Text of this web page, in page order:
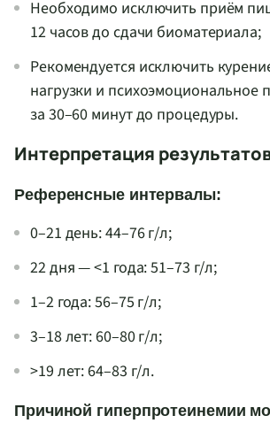
Необходимо исключить приём
12 часов до сдачи биоматериала;
Рекомендуется исключить
нагрузки и психоэмоциональное
за 30–60 минут до процедуры.
Интерпретация
Референсные интервалы:
0–21 день: 44–76 г/л;
22 дня — <1 года: 51–73 г/л;
1–2 года: 56–75 г/л;
3–18 лет: 60–80 г/л;
>19 лет: 64–83 г/л.
Причиной гиперпротеинемии